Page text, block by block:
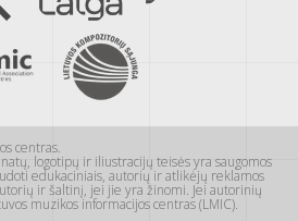
centras.
logotipų ir iliustracijų teisės yra saugomos
edukaciniais, autorių ir atlikėjų reklamos
ir šaltinį, jei jie yra žinomi. Jei autorinių
muzikos informacijos centras (LMIC).